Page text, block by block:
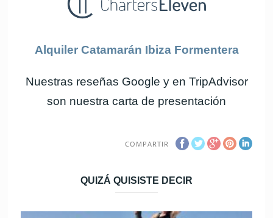
Alquiler Catamarán Ibiza Formentera
Nuestras reseñas Google y en TripAdvisor
son nuestra carta de presentación
COMPARTIR
QUIZÁ QUISISTE DECIR